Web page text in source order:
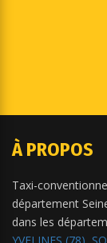
À PROPOS
Taxi-
département
dans les